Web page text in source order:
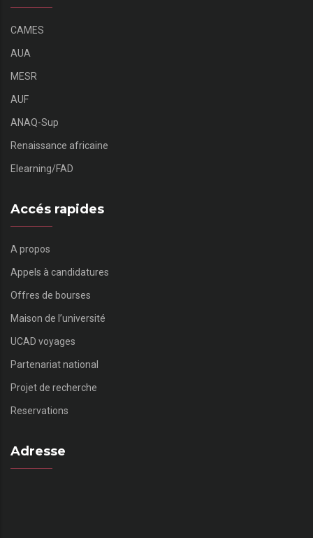
CAMES
AUA
MESR
AUF
ANAQ-Sup
Renaissance africaine
Elearning/FAD
Accés rapides
A propos
Appels à candidatures
Offres de bourses
Maison de l’université
UCAD voyages
Partenariat national
Projet de recherche
Reservations
Adresse